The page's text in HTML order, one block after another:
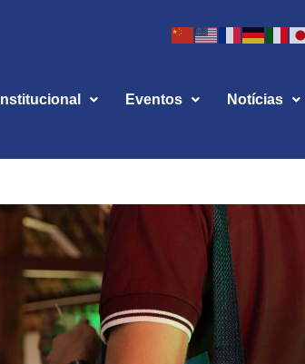
Institucional Eventos Notícias